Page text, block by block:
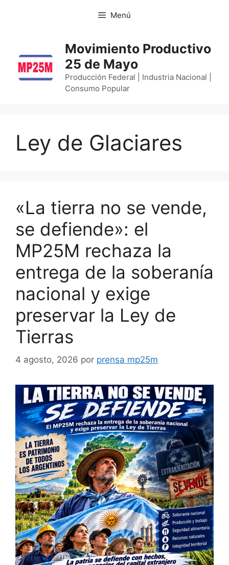
Menú
Movimiento Productivo
25 de Mayo
Producción Federal | Industria Nacional |
Consumo Popular
Ley de Glaciares
«La tierra no se vende,
se defiende»: el
MP25M rechaza la
entrega de la soberanía
nacional y exige
preservar la Ley de
Tierras
4 agosto, 2026 por prensa mp25m